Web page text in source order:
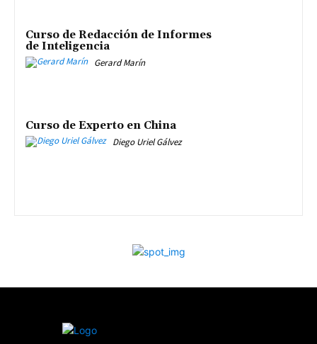
Curso de Redacción de Informes
de Inteligencia
Gerard Marín
Curso de Experto en China
Diego Uriel Gálvez